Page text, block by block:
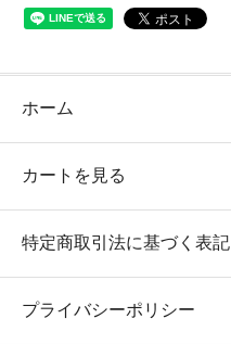
ホーム
カートを見る
特定商取引法に基づく表記
プライバシーポリシー